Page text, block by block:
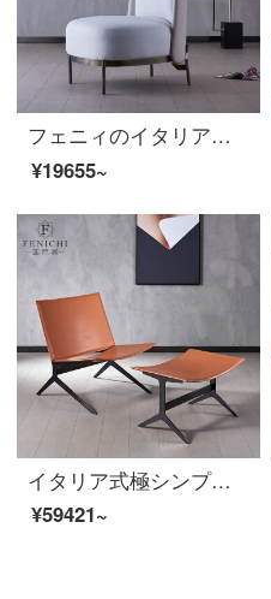
フェニィのイタリア式の極簡単な布芸ソファー椅子のリビングには肘掛けと虎椅子が付いています。軽奢なベランダデザイナーレジャーチェア【手すりなし】カターニア白
¥19655~
イタリア式極シンプルオレンジリビングソファチェアイタリア鞍皮レジャーチェアステンレス高級アイデア横椅子【全本革シングルチェア】ルッカ橙/Lucaセット
¥59421~